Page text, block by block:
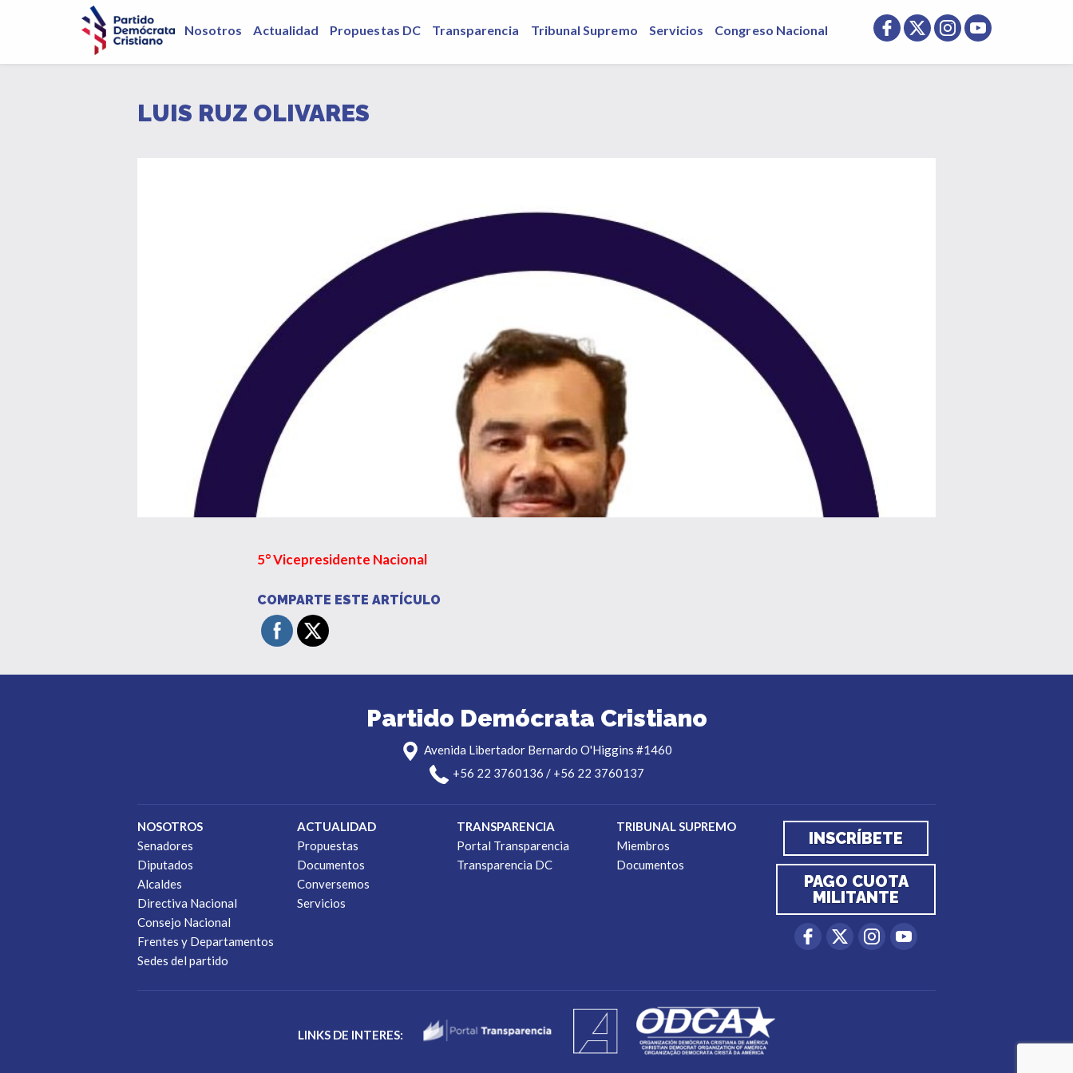
Nosotros Actualidad Propuestas DC Transparencia Tribunal Supremo Servicios Congreso Nacional
LUIS RUZ OLIVARES
5° Vicepresidente Nacional
COMPARTE ESTE ARTÍCULO
Partido Demócrata Cristiano
Avenida Libertador Bernardo O'Higgins #1460
+56 22 3760136 / +56 22 3760137
NOSOTROS
Senadores
Diputados
Alcaldes
Directiva Nacional
Consejo Nacional
Frentes y Departamentos
Sedes del partido
ACTUALIDAD
Propuestas
Documentos
Conversemos
Servicios
TRANSPARENCIA
Portal Transparencia
Transparencia DC
TRIBUNAL SUPREMO
Miembros
Documentos
INSCRÍBETE
PAGO CUOTA
MILITANTE
LINKS DE INTERES: